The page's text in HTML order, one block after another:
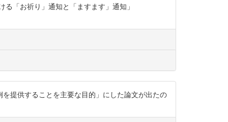
「お祈り」通知と「ますます」通知」
提供することを主要な目的」にした論文が出たの